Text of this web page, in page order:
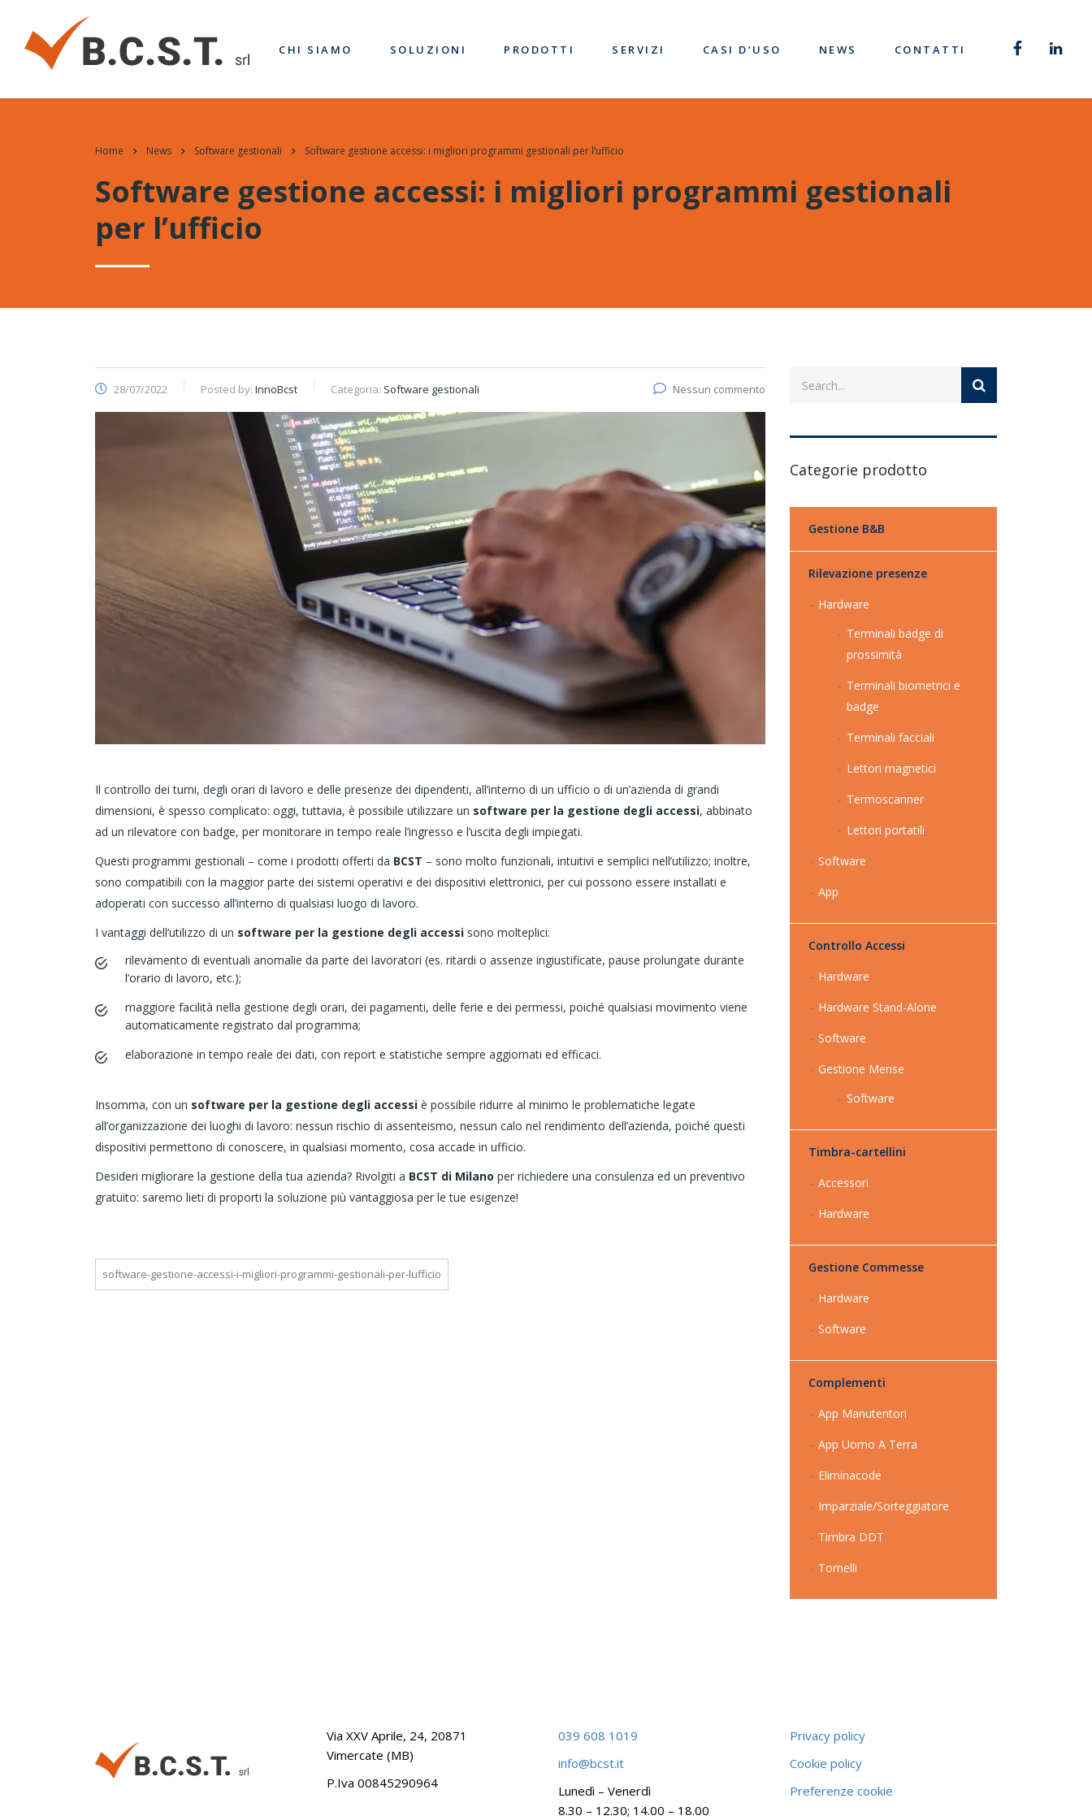
CHI SIAMO SOLUZIONI PRODOTTI SERVIZI CASI D’USO NEWS CONTATTI
Home News Software gestionali Software gestione accessi: i migliori programmi gestionali per l’ufficio
Software gestione accessi: i migliori programmi gestionali
per l’ufficio
28/07/2022 Posted by: InnoBcst Categoria: Software gestionali Nessun commento
Il controllo dei turni, degli orari di lavoro e delle presenze dei dipendenti, all’interno di un ufficio o di un’azienda di grandi
dimensioni, è spesso complicato: oggi, tuttavia, è possibile utilizzare un software per la gestione degli accessi, abbinato
ad un rilevatore con badge, per monitorare in tempo reale l’ingresso e l’uscita degli impiegati.
Questi programmi gestionali – come i prodotti offerti da BCST – sono molto funzionali, intuitivi e semplici nell’utilizzo; inoltre,
sono compatibili con la maggior parte dei sistemi operativi e dei dispositivi elettronici, per cui possono essere installati e
adoperati con successo all’interno di qualsiasi luogo di lavoro.
I vantaggi dell’utilizzo di un software per la gestione degli accessi sono molteplici:
rilevamento di eventuali anomalie da parte dei lavoratori (es. ritardi o assenze ingiustificate, pause prolungate durante
l’orario di lavoro, etc.);
maggiore facilità nella gestione degli orari, dei pagamenti, delle ferie e dei permessi, poiché qualsiasi movimento viene
automaticamente registrato dal programma;
elaborazione in tempo reale dei dati, con report e statistiche sempre aggiornati ed efficaci.
Insomma, con un software per la gestione degli accessi è possibile ridurre al minimo le problematiche legate
all’organizzazione dei luoghi di lavoro: nessun rischio di assenteismo, nessun calo nel rendimento dell’azienda, poiché questi
dispositivi permettono di conoscere, in qualsiasi momento, cosa accade in ufficio.
Desideri migliorare la gestione della tua azienda? Rivolgiti a BCST di Milano per richiedere una consulenza ed un preventivo
gratuito: saremo lieti di proporti la soluzione più vantaggiosa per le tue esigenze!
software-gestione-accessi-i-migliori-programmi-gestionali-per-lufficio
Categorie prodotto
Gestione B&B
Rilevazione presenze
Hardware
Terminali badge di
prossimità
Terminali biometrici e
badge
Terminali facciali
Lettori magnetici
Termoscanner
Lettori portatili
Software
App
Controllo Accessi
Hardware
Hardware Stand-Alone
Software
Gestione Mense
Software
Timbra-cartellini
Accessori
Hardware
Gestione Commesse
Hardware
Software
Complementi
App Manutentori
App Uomo A Terra
Eliminacode
Imparziale/Sorteggiatore
Timbra DDT
Tornelli
Via XXV Aprile, 24, 20871
Vimercate (MB)
P.Iva 00845290964
039 608 1019
info@bcst.it
Lunedì – Venerdì
8.30 – 12.30; 14.00 – 18.00
Privacy policy
Cookie policy
Preferenze cookie